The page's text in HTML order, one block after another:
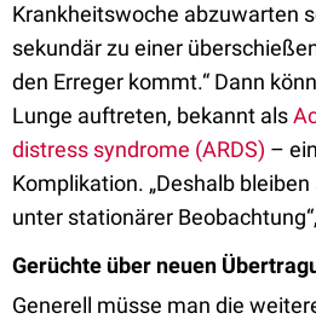
Krankheitswoche abzuwarten
sekundär zu einer
den Erreger kommt.“ Dann
Lunge auftreten, bekannt als
distress syndrome (ARDS) –
Komplikation. „Deshalb
unter stationärer
Gerüchte über neuen
Generell müsse man die